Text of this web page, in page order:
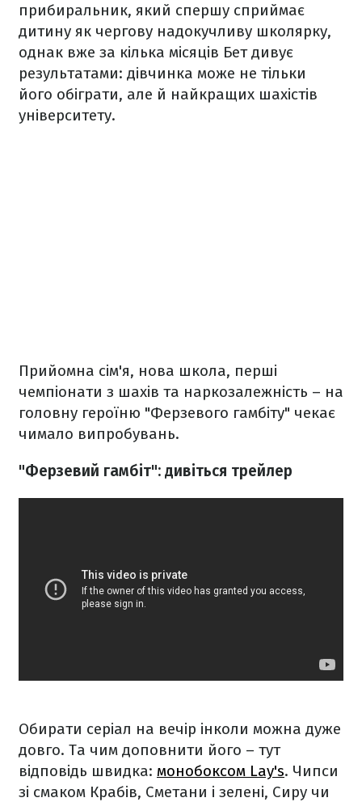
прибиральник, який спершу сприймає
дитину як чергову надокучливу школярку,
однак вже за кілька місяців Бет дивує
результатами: дівчинка може не тільки
його обіграти, але й найкращих шахістів
університету.
Прийомна сім'я, нова школа, перші
чемпіонати з шахів та наркозалежність – на
головну героїню "Ферзевого гамбіту" чекає
чимало випробувань.
"Ферзевий гамбіт": дивіться трейлер
Обирати серіал на вечір інколи можна дуже
довго. Та чим доповнити його – тут
відповідь швидка: монобоксом Lay's. Чипси
зі смаком Крабів, Сметани і зелені, Сиру чи